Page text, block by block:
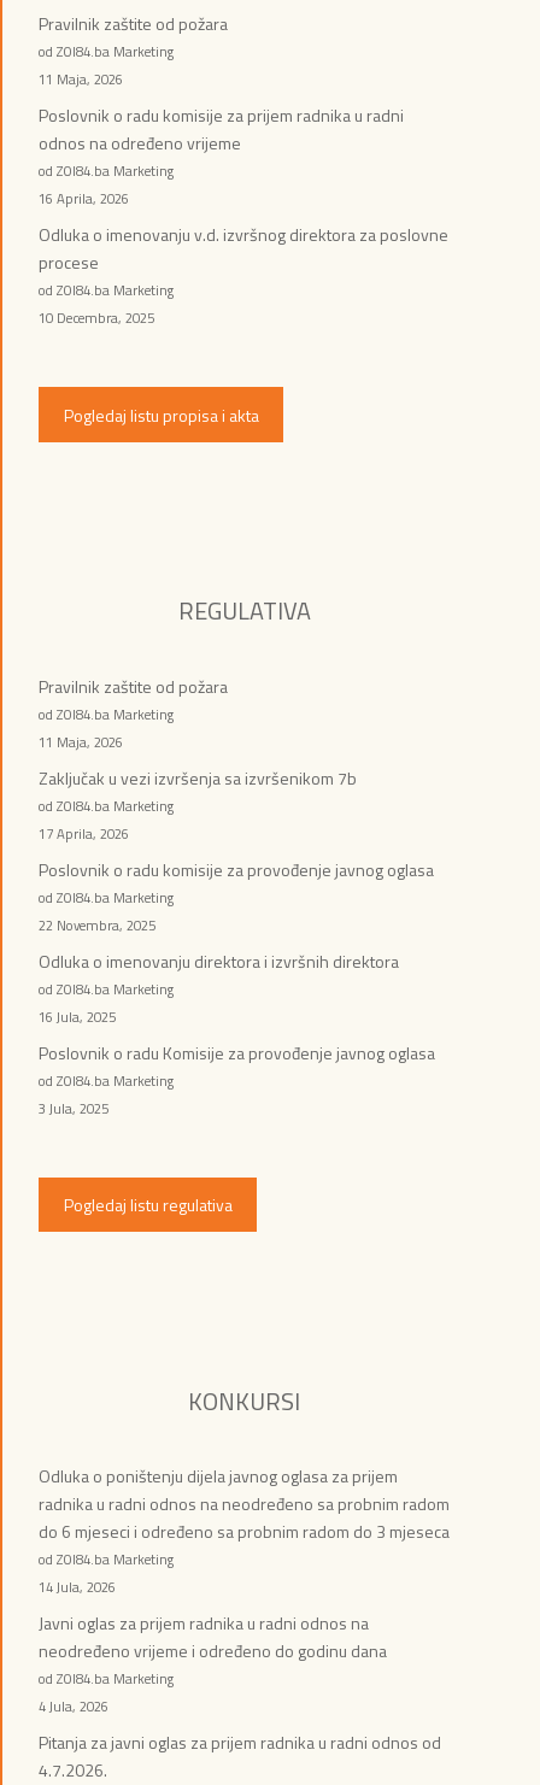
Pravilnik zaštite od požara
od ZOI84.ba Marketing
11 Maja, 2026
Poslovnik o radu komisije za prijem radnika u radni
odnos na određeno vrijeme
od ZOI84.ba Marketing
16 Aprila, 2026
Odluka o imenovanju v.d. izvršnog direktora za poslovne
procese
od ZOI84.ba Marketing
10 Decembra, 2025
Pogledaj listu propisa i akta
REGULATIVA
Pravilnik zaštite od požara
od ZOI84.ba Marketing
11 Maja, 2026
Zaključak u vezi izvršenja sa izvršenikom 7b
od ZOI84.ba Marketing
17 Aprila, 2026
Poslovnik o radu komisije za provođenje javnog oglasa
od ZOI84.ba Marketing
22 Novembra, 2025
Odluka o imenovanju direktora i izvršnih direktora
od ZOI84.ba Marketing
16 Jula, 2025
Poslovnik o radu Komisije za provođenje javnog oglasa
od ZOI84.ba Marketing
3 Jula, 2025
Pogledaj listu regulativa
KONKURSI
Odluka o poništenju dijela javnog oglasa za prijem
radnika u radni odnos na neodređeno sa probnim radom
do 6 mjeseci i određeno sa probnim radom do 3 mjeseca
od ZOI84.ba Marketing
14 Jula, 2026
Javni oglas za prijem radnika u radni odnos na
neodređeno vrijeme i određeno do godinu dana
od ZOI84.ba Marketing
4 Jula, 2026
Pitanja za javni oglas za prijem radnika u radni odnos od
4.7.2026.